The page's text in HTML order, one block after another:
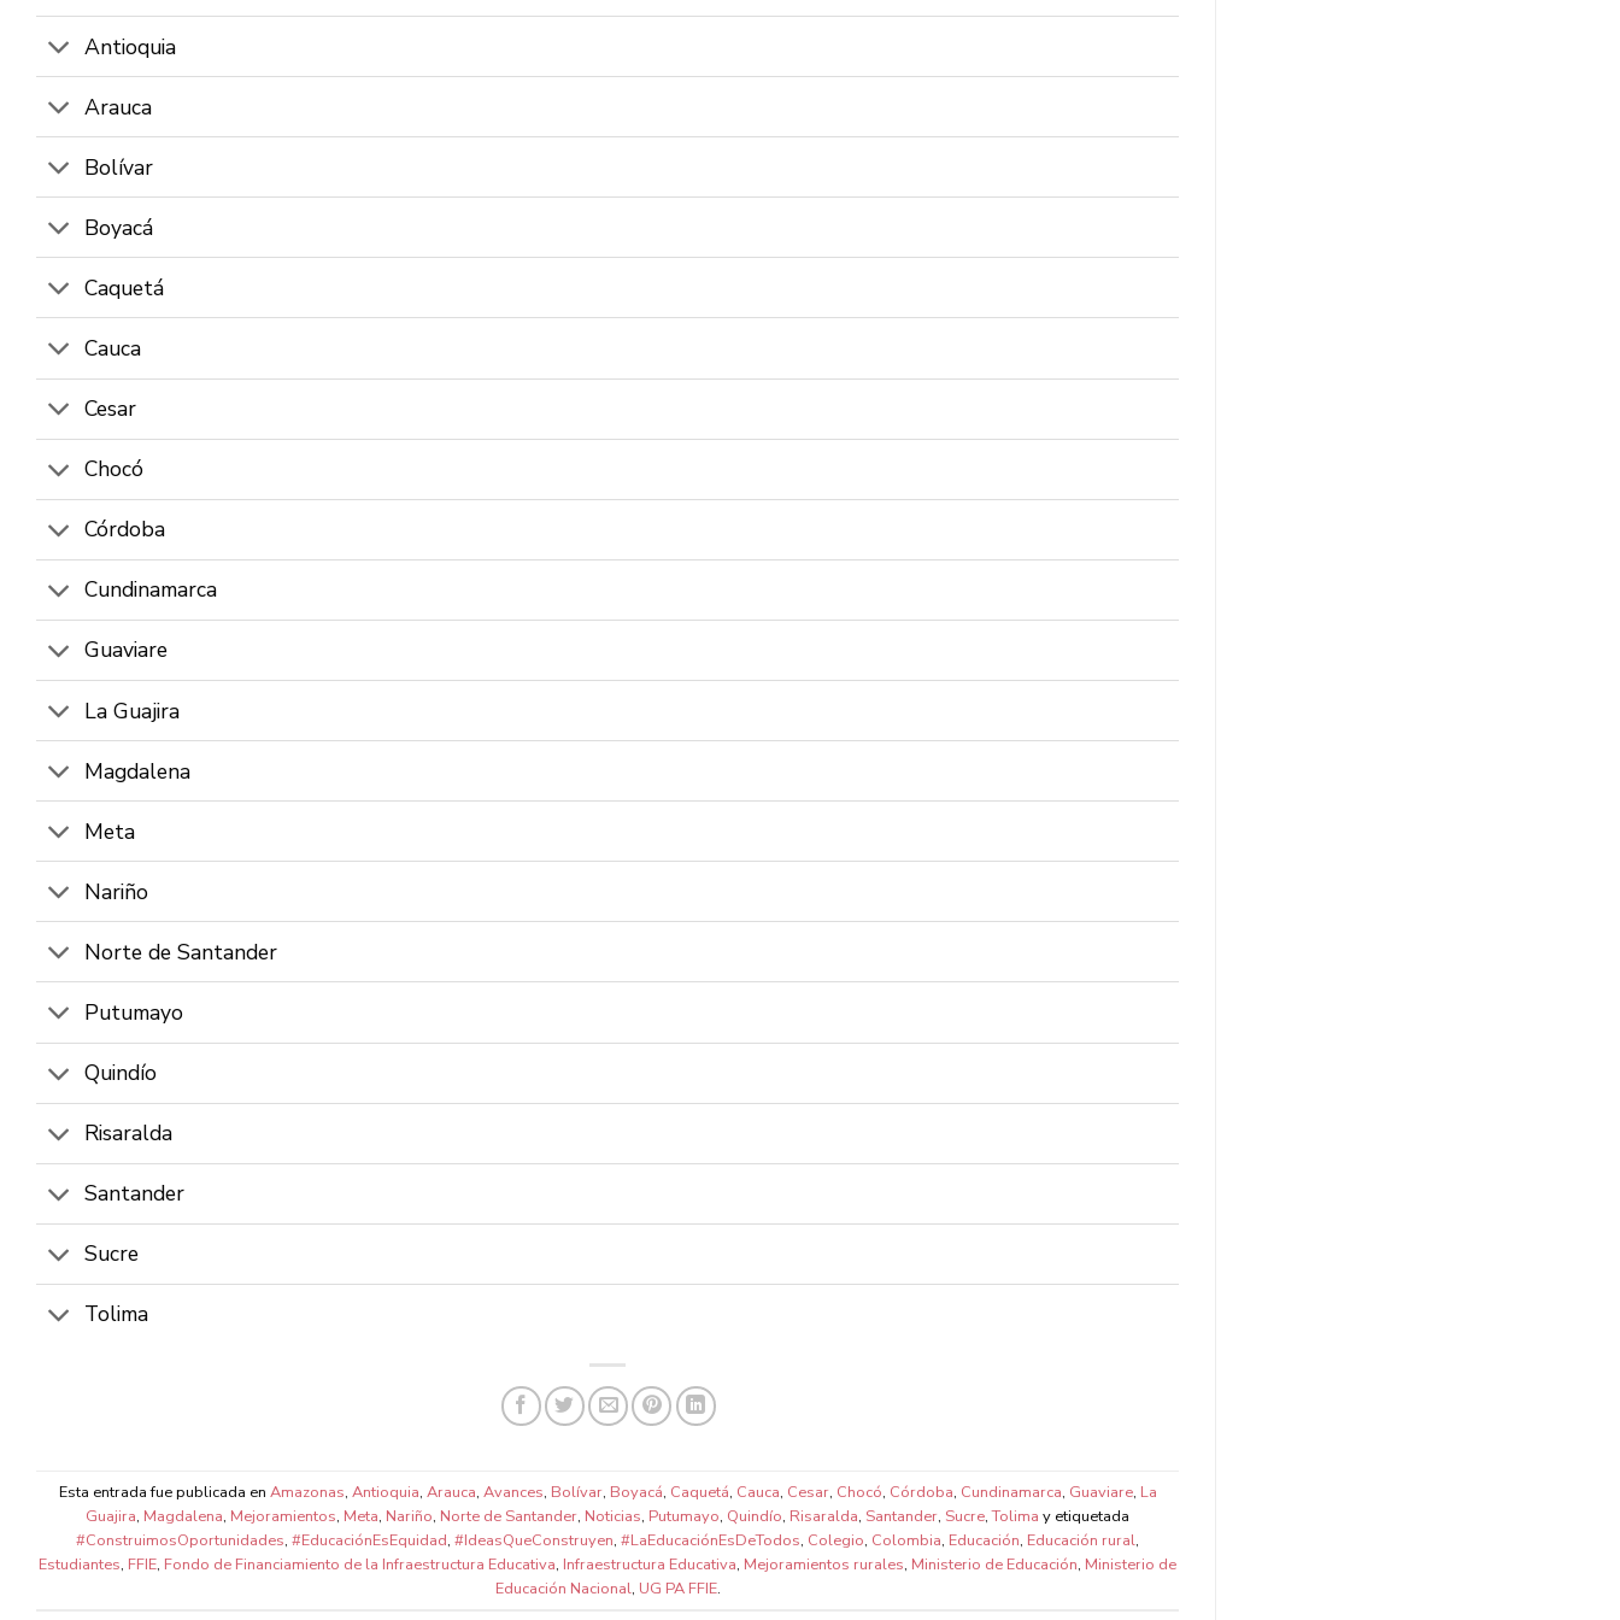
Antioquia
Arauca
Bolívar
Boyacá
Caquetá
Cauca
Cesar
Chocó
Córdoba
Cundinamarca
Guaviare
La Guajira
Magdalena
Meta
Nariño
Norte de Santander
Putumayo
Quindío
Risaralda
Santander
Sucre
Tolima
Esta entrada fue publicada en Amazonas, Antioquia, Arauca, Avances, Bolívar, Boyacá, Caquetá, Cauca, Cesar, Chocó, Córdoba, Cundinamarca, Guaviare, La
Guajira, Magdalena, Mejoramientos, Meta, Nariño, Norte de Santander, Noticias, Putumayo, Quindío, Risaralda, Santander, Sucre,Tolima y etiquetada
#ConstruimosOportunidades, #EducaciónEsEquidad, #IdeasQueConstruyen, #LaEducaciónEsDeTodos, Colegio, Colombia, Educación, Educación rural,
Estudiantes, FFIE, Fondo de Financiamiento de la Infraestructura Educativa, Infraestructura Educativa, Mejoramientos rurales, Ministerio de Educación, Ministerio de
Educación Nacional, UG PA FFIE.